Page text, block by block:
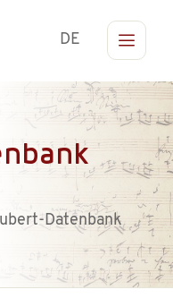
DE
Datenbank